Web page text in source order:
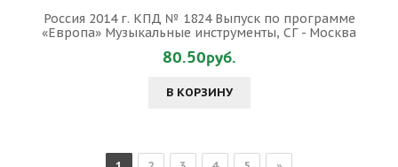
Россия 2014 г. КПД № 1824 Выпуск по программе
«Европа» Музыкальные инструменты, СГ - Москва
80.50руб.
В КОРЗИНУ